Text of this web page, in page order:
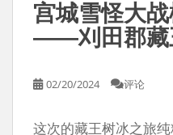
宫城雪怪大
——刈田郡藏
02/20/2024 评论
这次的藏王树冰之旅